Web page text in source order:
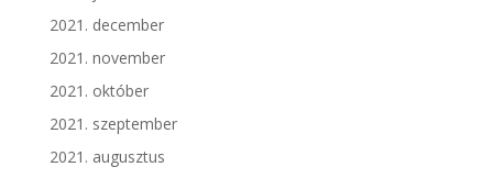
2021. december
2021. november
2021. október
2021. szeptember
2021. augusztus